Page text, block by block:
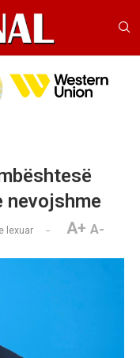
nevojshme
e lexuar A+ A-